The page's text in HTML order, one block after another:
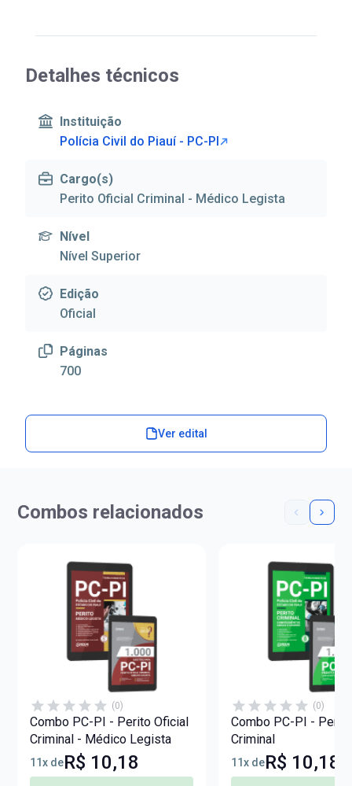
Detalhes técnicos
Instituição
Polícia Civil do Piauí - PC-PI
Cargo(s)
Perito Oficial Criminal - Médico Legista
Nível
Nível Superior
Edição
Oficial
Páginas
700
Ver edital
Combos relacionados
(0)
Combo PC-PI - Perito Oficial
Criminal - Médico Legista
11x deR$ 10,18
(0)
Combo PC-PI -
Criminal
11x deR$ 10,18